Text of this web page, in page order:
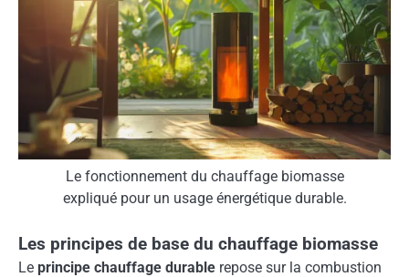
Le fonctionnement du chauffage biomasse
expliqué pour un usage énergétique durable.
Les principes de base du chauffage biomasse
Le principe chauffage durable repose sur la combustion